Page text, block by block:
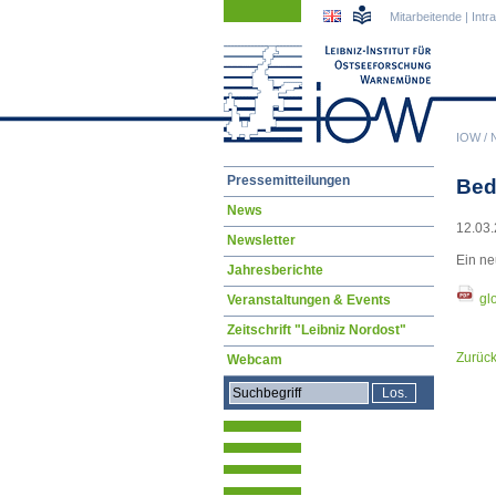
IOW/
Mitarbeitende |
Ein
Zurück
Navigation
Pressemitteilungen
News
Newsletter
Jahresberichte
Veranstaltungen & Events
Zeitschrift "Leibniz Nordost"
Webcam